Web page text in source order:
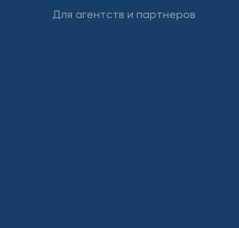
Для агентств и партнеров